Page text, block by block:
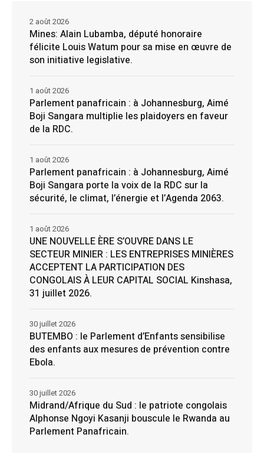
Mines: Alain Lubamba, député honoraire
félicite Louis Watum pour sa mise en œuvre de
son initiative legislative.
2 août 2026
Parlement panafricain : à Johannesburg, Aimé
Boji Sangara multiplie les plaidoyers en faveur
de la RDC.
1 août 2026
Parlement panafricain : à Johannesburg, Aimé
Boji Sangara porte la voix de la RDC sur la
sécurité, le climat, l’énergie et l’Agenda 2063.
1 août 2026
UNE NOUVELLE ÈRE S’OUVRE DANS LE
SECTEUR MINIER : LES ENTREPRISES MINIÈRES
ACCEPTENT LA PARTICIPATION DES
CONGOLAIS À LEUR CAPITAL SOCIAL Kinshasa,
31 juillet 2026.
1 août 2026
BUTEMBO : le Parlement d’Enfants sensibilise
des enfants aux mesures de prévention contre
Ebola.
30 juillet 2026
Midrand/Afrique du Sud : le patriote congolais
Alphonse Ngoyi Kasanji bouscule le Rwanda au
Parlement Panafricain.
30 juillet 2026